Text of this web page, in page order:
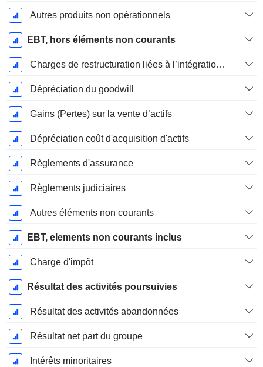
Autres produits non opérationnels
EBT, hors éléments non courants
Charges de restructuration liées à l’intégration d’une nouvelle activité (Fusions, Acquisitions)
Dépréciation du goodwill
Gains (Pertes) sur la vente d’actifs
Dépréciation coût d'acquisition d'actifs
Règlements d'assurance
Règlements judiciaires
Autres éléments non courants
EBT, elements non courants inclus
Charge d'impôt
Résultat des activités poursuivies
Résultat des activités abandonnées
Résultat net part du groupe
Intérêts minoritaires